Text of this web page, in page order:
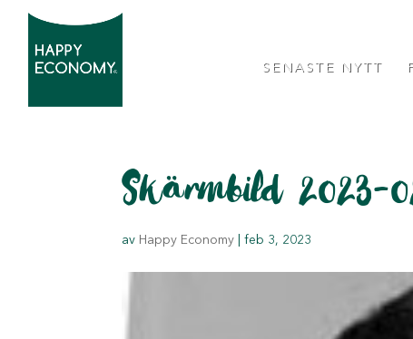
SENASTE NYTT
Skärmbild 2023-
av Happy Economy |feb 3, 2023